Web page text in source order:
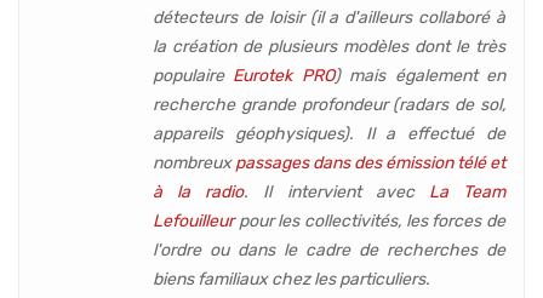
détecteurs de loisir (il a d'ailleurs collaboré à
la création de plusieurs modèles dont le très
populaire Eurotek PRO) mais également en
recherche grande profondeur (radars de sol,
appareils géophysiques). Il a effectué de
nombreuxpassages dans des émission télé et
à la radio. Il intervient avec La Team
Lefouilleurpour les collectivités, les forces de
l'ordre ou dans le cadre de recherches de
biens familiaux chez les particuliers.